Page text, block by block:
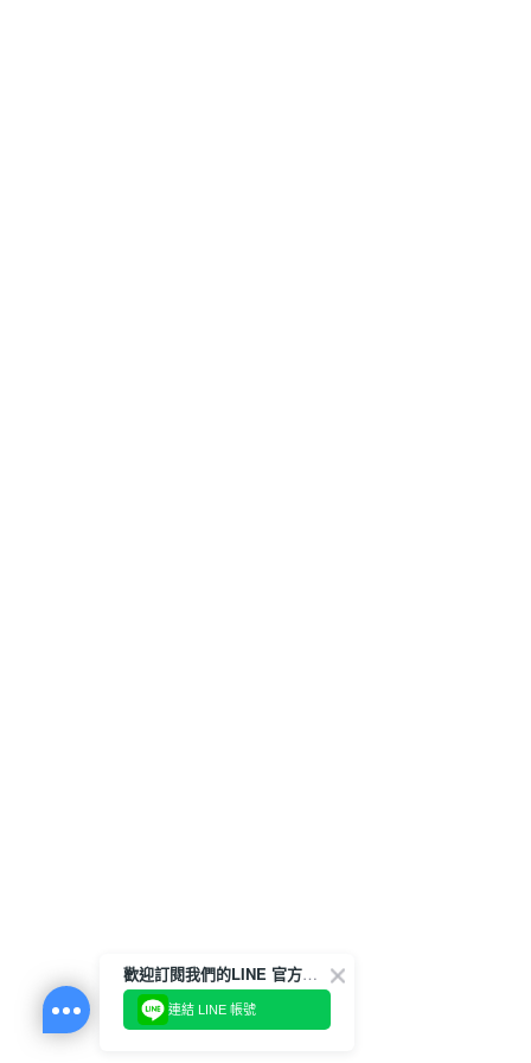
歡迎訂閱我們的LINE 官方帳號
連結 LINE 帳號